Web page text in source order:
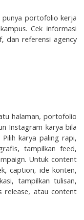
punya portofolio kerja
Cek informasi
dan referensi agency
halaman, portofolio
Instagram karya bila
karya paling rapi,
tampilkan feed,
Untuk content
caption, ide konten,
tampilkan tulisan,
release, atau content